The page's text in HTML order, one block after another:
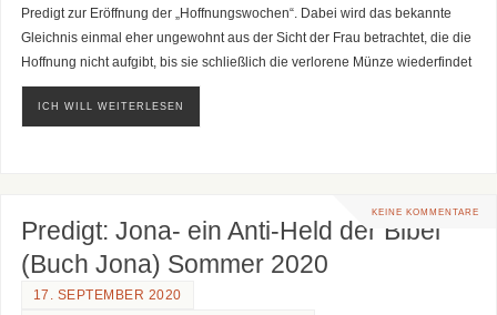
Predigt zur Eröffnung der „Hoffnungswochen“. Dabei wird das bekannte
Gleichnis einmal eher ungewohnt aus der Sicht der Frau betrachtet, die die
Hoffnung nicht aufgibt, bis sie schließlich die verlorene Münze wiederfindet
ICH WILL WEITERLESEN
KEINE KOMMENTARE
Predigt: Jona- ein Anti-Held der Bibel
(Buch Jona) Sommer 2020
17. SEPTEMBER 2020